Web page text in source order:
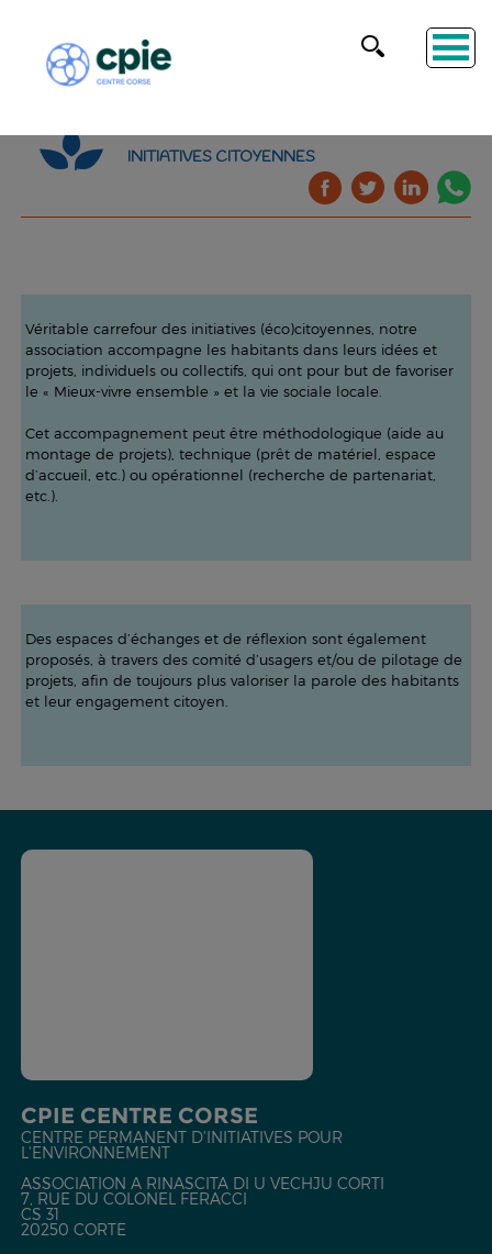
INITIATIVES CITOYENNES
Véritable carrefour des initiatives (éco)citoyennes, notre
association accompagne les habitants dans leurs idées et
projets, individuels ou collectifs, qui ont pour but de favoriser
le « Mieux-vivre ensemble » et la vie sociale locale.
Cet accompagnement peut être méthodologique (aide au
montage de projets), technique (prêt de matériel, espace
d’accueil, etc.) ou opérationnel (recherche de partenariat,
etc.).
Des espaces d’échanges et de réflexion sont également
proposés, à travers des comité d’usagers et/ou de pilotage de
projets, afin de toujours plus valoriser la parole des habitants
et leur engagement citoyen.
CPIE CENTRE CORSE
CENTRE PERMANENT D'INITIATIVES POUR
L'ENVIRONNEMENT
ASSOCIATION A RINASCITA DI U VECHJU CORTI
7, RUE DU COLONEL FERACCI
CS 31
20250 CORTE